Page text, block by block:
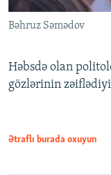
Bəhruz Səmədov
Həbsdə olan
gözlərinin
Ətraflı burada oxuyun